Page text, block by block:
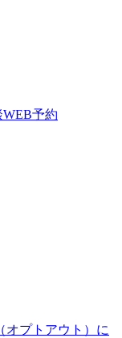
予約
オプトアウト）に